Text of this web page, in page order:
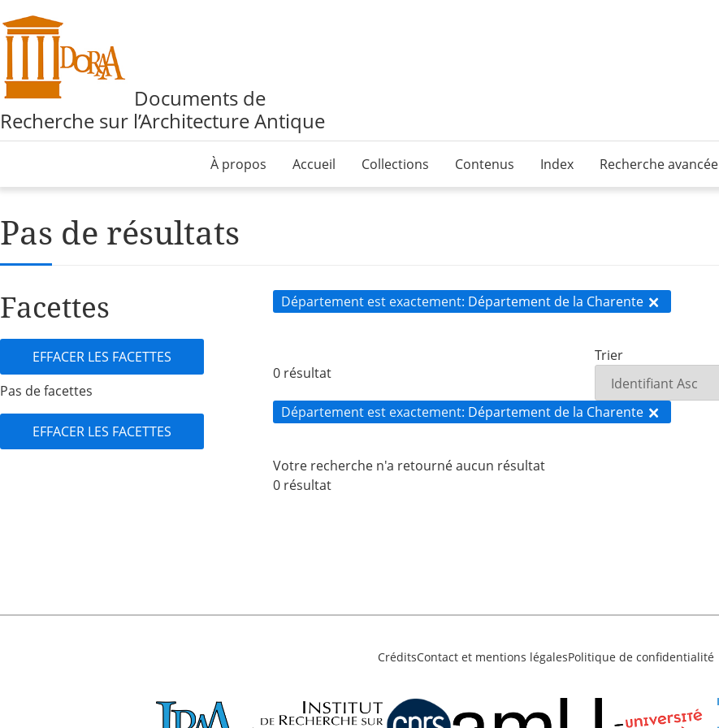
Documents de
Recherche sur l’Architecture Antique
À propos Accueil Collections Contenus Index Recherche avancée
Pas de résultats
Facettes
EFFACER LES FACETTES
Pas de facettes
EFFACER LES FACETTES
Département est exactement Département de la Charente
0 résultat
Trier
Département est exactement Département de la Charente
Votre recherche n'a retourné aucun résultat
0 résultat
CréditsContact et mentions légalesPolitique de confidentialité